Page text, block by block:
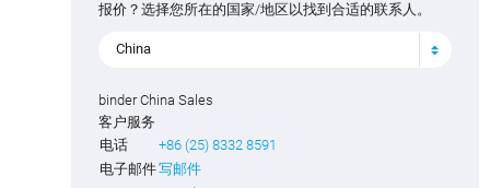
报价？选择您所在的国家/地区以找到合适的联系人。
China
binder China Sales
客户服务
电话
+86 (25) 8332 8591
电子邮件写邮件